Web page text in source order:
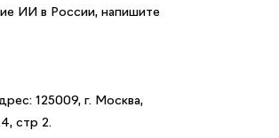
ИИ в России, напишите
125009, г. Москва,
стр 2.